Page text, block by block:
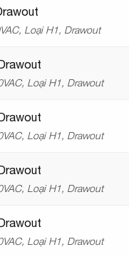
Loại H1, Drawout
Loại H1, Drawout
Loại H1, Drawout
Loại H1, Drawout
Loại H1, Drawout